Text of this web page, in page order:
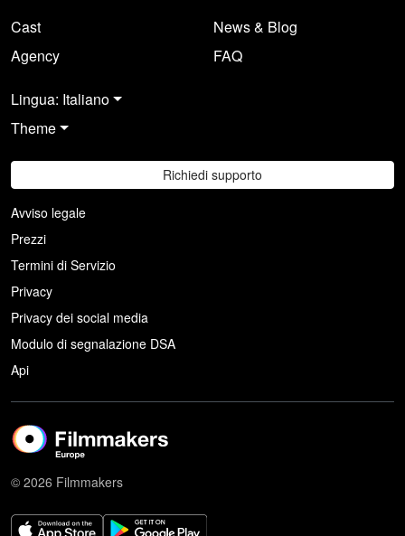
Cast
Agency
News & Blog
FAQ
Lingua: Italiano
Theme
Richiedi supporto
Avviso legale
Prezzi
Termini di Servizio
Privacy
Privacy dei social media
Modulo di segnalazione DSA
Api
© 2026 Filmmakers